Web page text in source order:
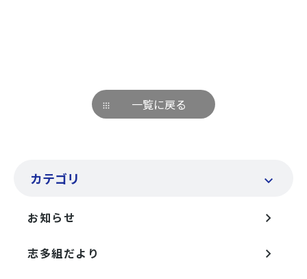
カテゴリ
お知らせ
志多組だより
一覧に戻る